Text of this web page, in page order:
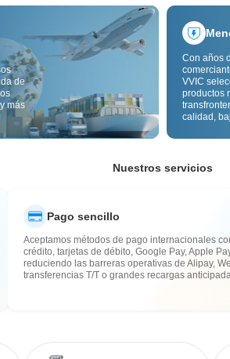
de
más
Con años
VVIC
productos
calidad,
calidad
aduana y
Nuestros servicios
Pago sencillo
Aceptamos métodos de pago internacionales
crédito, tarjetas de débito, Google Pay, Apple
reduciendo las barreras operativas de Alipay,
transferencias T/T o grandes recargas